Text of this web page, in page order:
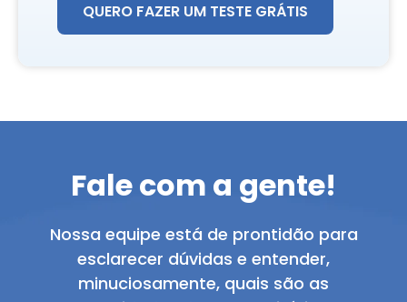
QUERO FAZER UM TESTE GRÁTIS
Fale com a gente!
Nossa equipe está de prontidão para
esclarecer dúvidas e entender,
minuciosamente, quais são as